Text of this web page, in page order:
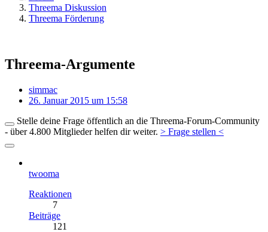
Threema Diskussion
Threema Förderung
Threema-Argumente
simmac
26. Januar 2015 um 15:58
Stelle deine Frage öffentlich an die Threema-Forum-Community
- über 4.800 Mitglieder helfen dir weiter. > Frage stellen <
twooma
Reaktionen
7
Beiträge
121